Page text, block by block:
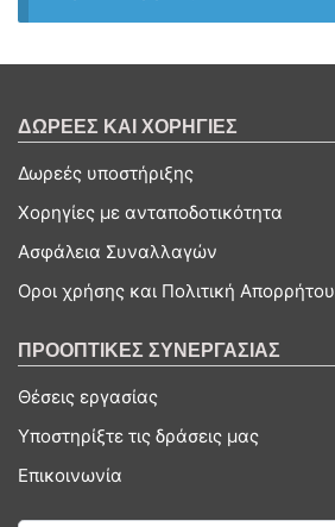
ΔΩΡΕΕΣ ΚΑΙ ΧΟΡΗΓΙΕΣ
Δωρεές υποστήριξης
Χορηγίες με ανταποδοτικότητα
Ασφάλεια Συναλλαγών
Οροι χρήσης και Πολιτική Απορρήτου
ΠΡΟΟΠΤΙΚΕΣ ΣΥΝΕΡΓΑΣΙΑΣ
Θέσεις εργασίας
Υποστηρίξτε τις δράσεις μας
Επικοινωνία